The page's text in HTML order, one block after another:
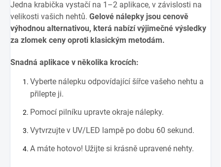
Jedna krabička vystačí na 1–2 aplikace, v závislosti na
velikosti vašich nehtů. Gelové nálepky jsou cenově
výhodnou alternativou, která nabízí výjimečné výsledky
za zlomek ceny oproti klasickým metodám.
Snadná aplikace v několika krocích:
Vyberte nálepku odpovídající šířce vašeho nehtu a
přilepte ji.
Pomocí pilníku upravte okraje nálepky.
Vytvrzujte v UV/LED lampě po dobu 60 sekund.
A máte hotovo! Užijte si krásně upravené nehty.